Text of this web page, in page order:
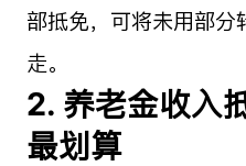
部抵免，可将未用部分
走。
2. 养老金收入
最划算